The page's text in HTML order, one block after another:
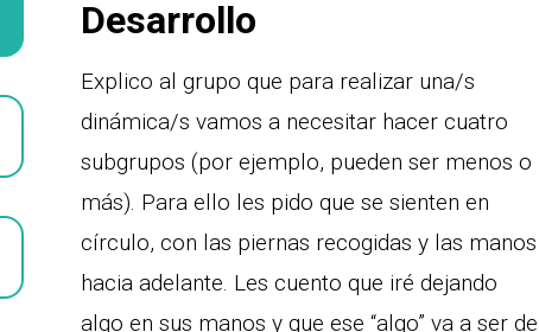
Desarrollo
Explico al grupo que para realizar una/s
dinámica/s vamos a necesitar hacer cuatro
subgrupos (por ejemplo, pueden ser menos o
más). Para ello les pido que se sienten en
círculo, con las piernas recogidas y las manos
hacia adelante. Les cuento que iré dejando
algo en sus manos y que ese “algo” va a ser de